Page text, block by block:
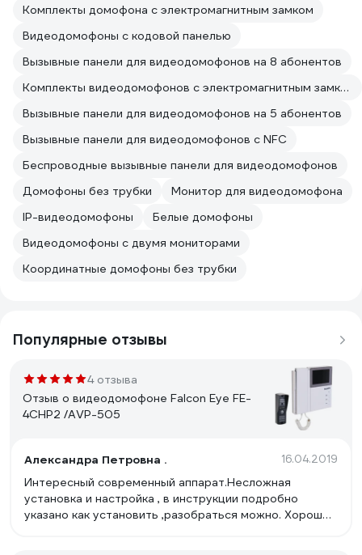
Комплекты домофона с электромагнитным замком
Видеодомофоны с кодовой панелью
Вызывные панели для видеодомофонов на 8 абонентов
Комплекты видеодомофонов с электромагнитным замком
Вызывные панели для видеодомофонов на 5 абонентов
Вызывные панели для видеодомофонов с NFC
Беспроводные вызывные панели для видеодомофонов
Домофоны без трубки
Монитор для видеодомофона
IP-видеодомофоны
Белые домофоны
Видеодомофоны с двумя мониторами
Координатные домофоны без трубки
Популярные отзывы
4 отзыва
Отзыв о видеодомофоне Falcon Eye FE-
4CHP2 /AVP-505
Александра Петровна . 16.04.2019
Интересный современный аппарат.Несложная
установка и настройка , в инструкции подробно
указано как установить ,разобраться можно. Хорошее